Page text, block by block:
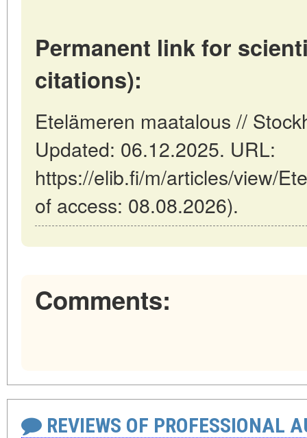
Permanent link for
citations):
Etelämeren maatalous //
Updated: 06.12.2025. URL:
https://elib.fi/m/articles/view/
of access: 08.08.2026).
Comments:
REVIEWS OF PROFESSIONAL